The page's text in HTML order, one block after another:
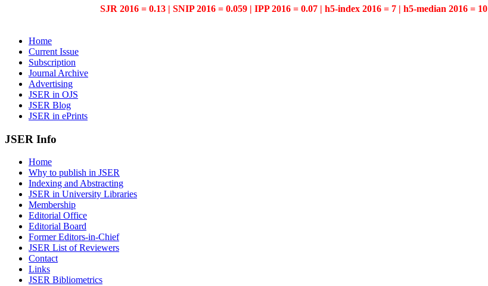
SJR 2016 = 0.13 | SNIP 2016 = 0.059 | IPP 2016 = 0.07 | h5-index 2016 = 7 | h5-median 2016 = 10
Home
Current Issue
Subscription
Journal Archive
Advertising
JSER in OJS
JSER Blog
JSER in ePrints
JSER Info
Home
Why to publish in JSER
Indexing and Abstracting
JSER in University Libraries
Membership
Editorial Office
Editorial Board
Former Editors-in-Chief
JSER List of Reviewers
Contact
Links
JSER Bibliometrics